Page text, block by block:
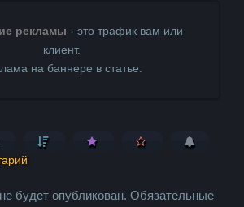
рекламы - это трафик вам или
клиент.
на баннере в статье.
будет опубликован. Обязательные